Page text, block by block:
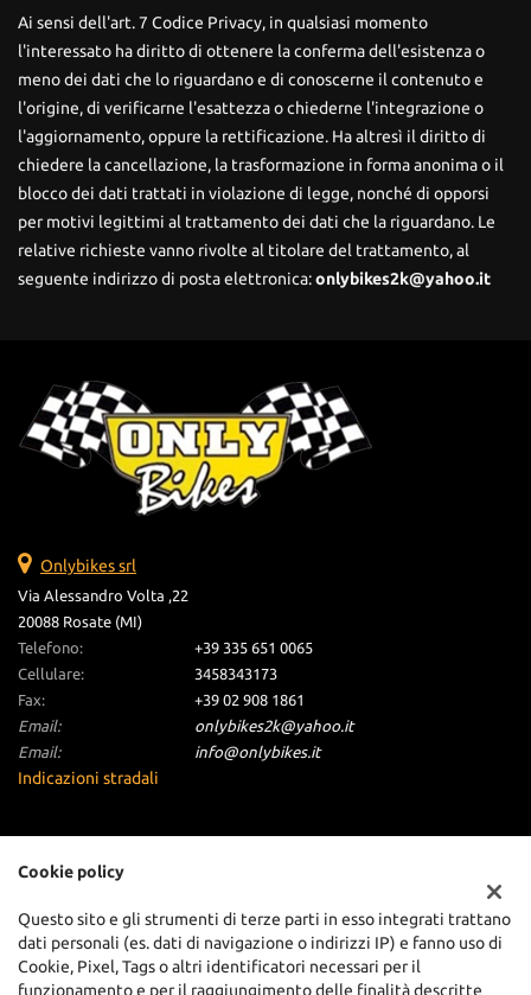
Ai sensi dell'art. 7 Codice Privacy, in qualsiasi momento
l'interessato ha diritto di ottenere la conferma dell'esistenza o
meno dei dati che lo riguardano e di conoscerne il contenuto e
l'origine, di verificarne l'esattezza o chiederne l'integrazione o
l'aggiornamento, oppure la rettificazione. Ha altresì il diritto di
chiedere la cancellazione, la trasformazione in forma anonima o il
blocco dei dati trattati in violazione di legge, nonché di opporsi
per motivi legittimi al trattamento dei dati che la riguardano. Le
relative richieste vanno rivolte al titolare del trattamento, al
seguente indirizzo di posta elettronica:onlybikes2k@yahoo.it
Onlybikes srl
Via Alessandro Volta ,22
20088 Rosate (MI)
Telefono:
+39 335 651 0065
Cellulare:
3458343173
Fax:
+39 02 908 1861
Email:
onlybikes2k@yahoo.it
Email:
info@onlybikes.it
Indicazioni stradali
Dati fiscali:
Via Alessandro Volta ,22, Rosate (MI)
C.F/P.IVA:06255130962
Registro delle imprese:MI
Cookie policy
Questo sito e gli strumenti di terze parti in esso integrati trattano
dati personali (es. dati di navigazione o indirizzi IP) e fanno uso di
Cookie, Pixel, Tags o altri identificatori necessari per il
funzionamento e per il raggiungimento delle finalità descritte